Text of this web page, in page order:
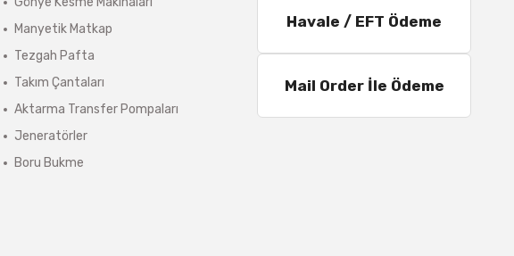
Manyetik Matkap
Tezgah Pafta
Takım Çantaları
Aktarma Transfer Pompaları
Jeneratörler
Boru Bukme
Havale / EFT Ödeme
Mail Order İle Ödeme